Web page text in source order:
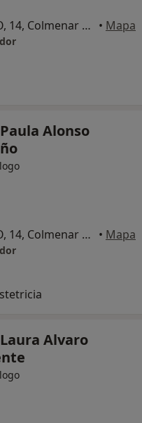
C/ MOLINO DEL VIENTO, 14, Colmenar Viejo • Mapa
Alonso
C/ MOLINO DEL VIENTO, 14, Colmenar Viejo • Mapa
Alvaro